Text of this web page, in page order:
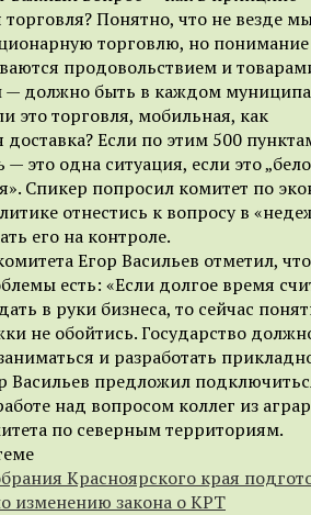
торговля? Понятно, что не везде
торговлю, но
продовольствием и
— должно быть в каждом
это торговля, мобильная, как
доставка? Если по этим 500
это одна ситуация, если это
Спикер попросил комитет по
отнестись к вопросу в
его на контроле.
Егор Васильев отметил, что
есть: «Если долгое время
в руки бизнеса, то сейчас
не обойтись. Государство
и разработать
Васильев предложил
над вопросом коллег из
по северным территориям.
Красноярского края
изменению закона о КРТ